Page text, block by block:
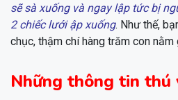
sẽ sà xuống và ngay lập tức bị
2 chiếc lưới ập xuống. Như thế,
chục, thậm chí hàng trăm con
Những thông tin thú